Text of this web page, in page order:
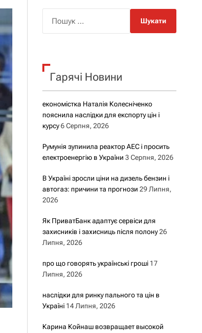
р
о
у
к
Гарячі Новини
економістка Наталія Колесніченко
пояснила наслідки для експорту цін і
курсу 6 Серпня, 2026
Румунія зупинила реактор АЕС і просить
електроенергію в України 3 Серпня, 2026
В Україні зросли ціни на дизель бензин і
автогаз: причини та прогнози 29 Липня,
2026
Як ПриватБанк адаптує сервіси для
захисників і захисниць після полону 26
Липня, 2026
про що говорять українські гроші 17
Липня, 2026
наслідки для ринку пального та цін в
Україні 14 Липня, 2026
Карина Койнаш возвращает высокой